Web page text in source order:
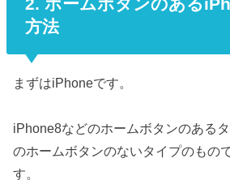
方法
まずはiPhoneです。
iPhone8などのホームボタンのある
のホームボタンのないタイプのもの
す。